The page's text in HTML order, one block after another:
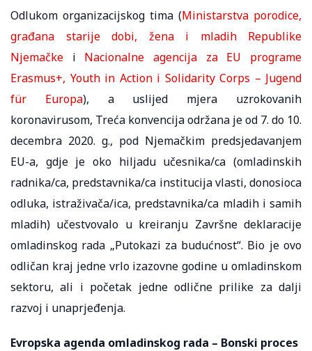
Odlukom organizacijskog tima (Ministarstva porodice,
građana starije dobi, žena i mladih Republike
Njemačke i Nacionalne agencija za EU programe
Erasmus+, Youth in Action i Solidarity Corps – Jugend
für Europa), a uslijed mjera uzrokovanih
koronavirusom, Treća konvencija održana je od 7. do 10.
decembra 2020. g., pod Njemačkim predsjedavanjem
EU-a, gdje je oko hiljadu učesnika/ca (omladinskih
radnika/ca, predstavnika/ca institucija vlasti, donosioca
odluka, istraživača/ica, predstavnika/ca mladih i samih
mladih) učestvovalo u kreiranju Završne deklaracije
omladinskog rada „Putokazi za budućnost“. Bio je ovo
odličan kraj jedne vrlo izazovne godine u omladinskom
sektoru, ali i početak jedne odlične prilike za dalji
razvoj i unaprjeđenja.
Evropska agenda omladinskog rada – Bonski proces